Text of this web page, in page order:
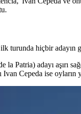
turunda hiçbir adayın
la Patria) adayı aşırı
Cepeda ise oyların